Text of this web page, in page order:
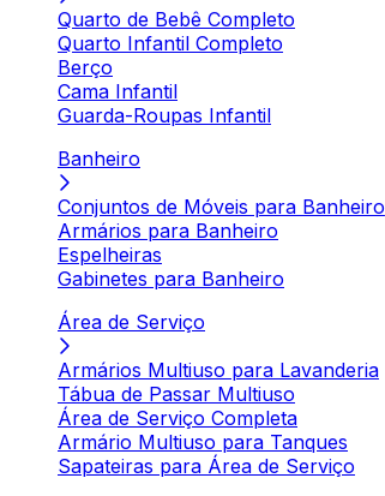
Quarto de Bebê Completo
Quarto Infantil Completo
Berço
Cama Infantil
Guarda-Roupas Infantil
Banheiro
Conjuntos de Móveis para Banheiro
Armários para Banheiro
Espelheiras
Gabinetes para Banheiro
Área de Serviço
Armários Multiuso para Lavanderia
Tábua de Passar Multiuso
Área de Serviço Completa
Armário Multiuso para Tanques
Sapateiras para Área de Serviço